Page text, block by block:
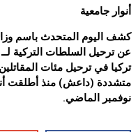
أنوار جامعية
كشف اليوم المتحدث باسم
عن ترحيل السلطات التركية لــ 150 مقاتلا إلى بلدانهم
تركيا في ترحيل مئات
نوفمبر الماضي.